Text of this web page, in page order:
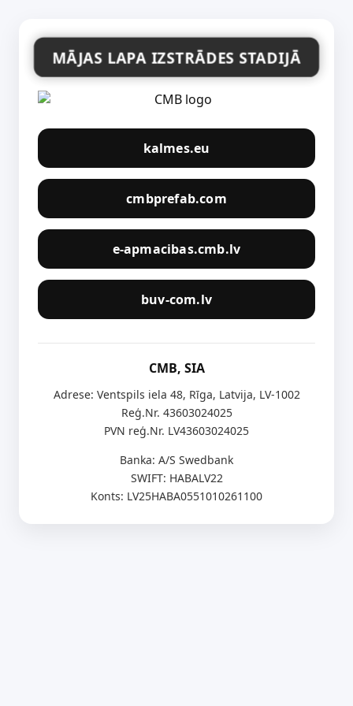
MĀJAS LAPA IZSTRĀDES STADIJĀ
kalmes.eu
cmbprefab.com
e-apmacibas.cmb.lv
buv-com.lv
CMB, SIA
Adrese: Ventspils iela 48, Rīga, Latvija, LV-1002
Reģ.Nr. 43603024025
PVN reģ.Nr. LV43603024025
Banka: A/S Swedbank
SWIFT: HABALV22
Konts: LV25HABA0551010261100